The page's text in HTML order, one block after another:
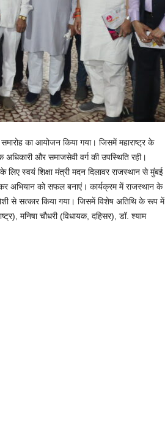
का आयोजन किया गया। जिसमें महाराष्ट्र के
और समाजसेवी वर्ग की उपस्थिति रही।
स्वयं शिक्षा मंत्री मदन दिलावर राजस्थान से मुंबई
अभियान को सफल बनाएं। कार्यक्रम में राजस्थान के
से सत्कार किया गया। जिसमें विशेष अतिथि के रूप में
मनिषा चौधरी (विधायक, दहिसर), डॉ. श्याम